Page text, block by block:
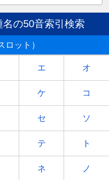
の50音索引検索
ット）
エ オ
ケ コ
セ ソ
テ ト
ネ ノ